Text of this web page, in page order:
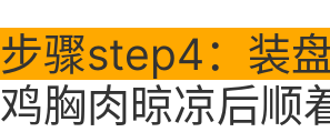
步骤step4：装
鸡胸肉晾凉后顺